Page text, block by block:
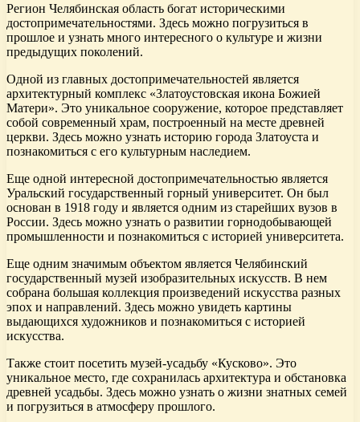
Регион Челябинская область богат историческими
достопримечательностями. Здесь можно погрузиться в
прошлое и узнать много интересного о культуре и жизни
предыдущих поколений.
Одной из главных достопримечательностей является
архитектурный комплекс «Златоустовская икона Божией
Матери». Это уникальное сооружение, которое представляет
собой современный храм, построенный на месте древней
церкви. Здесь можно узнать историю города Златоуста и
познакомиться с его культурным наследием.
Еще одной интересной достопримечательностью является
Уральский государственный горный университет. Он был
основан в 1918 году и является одним из старейших вузов в
России. Здесь можно узнать о развитии горнодобывающей
промышленности и познакомиться с историей университета.
Еще одним значимым объектом является Челябинский
государственный музей изобразительных искусств. В нем
собрана большая коллекция произведений искусства разных
эпох и направлений. Здесь можно увидеть картины
выдающихся художников и познакомиться с историей
искусства.
Также стоит посетить музей-усадьбу «Кусково». Это
уникальное место, где сохранилась архитектура и обстановка
древней усадьбы. Здесь можно узнать о жизни знатных семей
и погрузиться в атмосферу прошлого.